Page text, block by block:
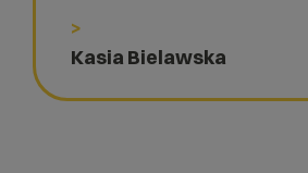
>
Kasia Bielawska